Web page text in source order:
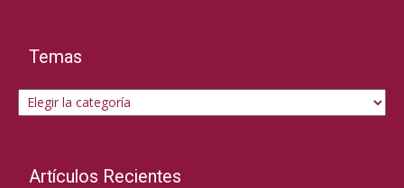
Temas
Temas
Artículos Recientes